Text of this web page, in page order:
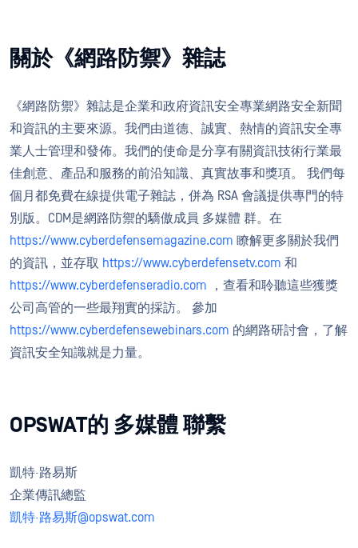
關於《網路防禦》雜誌
《網路防禦》雜誌是企業和政府資訊安全專業網路安全新聞
和資訊的主要來源。我們由道德、誠實、熱情的資訊安全專
業人士管理和發佈。我們的使命是分享有關資訊技術行業最
佳創意、產品和服務的前沿知識、真實故事和獎項。 我們每
個月都免費在線提供電子雜誌，併為 RSA 會議提供專門的特
別版。CDM是網路防禦的驕傲成員 多媒體 群。在
https://www.cyberdefensemagazine.com 瞭解更多關於我們
的資訊，並存取 https://www.cyberdefensetv.com 和
https://www.cyberdefenseradio.com ，查看和聆聽這些獲獎
公司高管的一些最翔實的採訪。 參加
https://www.cyberdefensewebinars.com 的網路研討會，了解
資訊安全知識就是力量。
OPSWAT的 多媒體 聯繫
凱特·路易斯
企業傳訊總監
凱特·路易斯@opswat.com